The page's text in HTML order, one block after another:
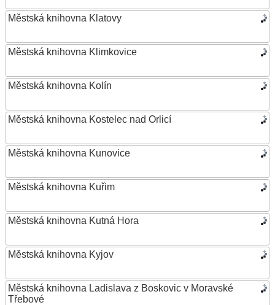
Městská knihovna Klatovy
Městská knihovna Klimkovice
Městská knihovna Kolín
Městská knihovna Kostelec nad Orlicí
Městská knihovna Kunovice
Městská knihovna Kuřim
Městská knihovna Kutná Hora
Městská knihovna Kyjov
Městská knihovna Ladislava z Boskovic v Moravské
Třebové